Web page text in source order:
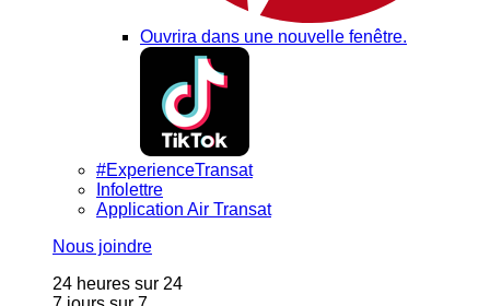
Ouvrira dans une nouvelle fenêtre.
#ExperienceTransat
Infolettre
Application Air Transat
Nous joindre
24 heures sur 24